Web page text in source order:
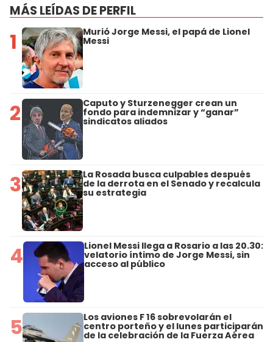
MÁS LEÍDAS DE PERFIL
1 Murió Jorge Messi, el papá de Lionel
Messi
2 Caputo y Sturzenegger crean un
fondo para indemnizar y “ganar”
sindicatos aliados
3 La Rosada busca culpables después
de la derrota en el Senado y recalcula
su estrategia
4 Lionel Messi llega a Rosario a las 20.30:
velatorio íntimo de Jorge Messi, sin
acceso al público
5 Los aviones F 16 sobrevolarán el
centro porteño y el lunes participarán
de la celebración de la Fuerza Aérea